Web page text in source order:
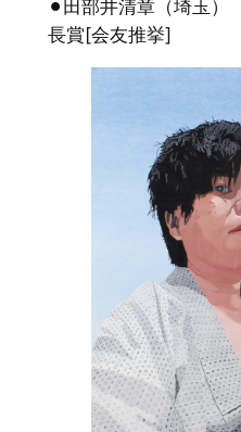
⚫︎田部井清章（埼玉
長賞[会友推挙]